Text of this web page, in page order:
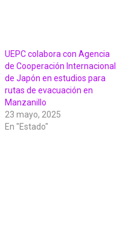
UEPC colabora con Agencia
de Cooperación Internacional
de Japón en estudios para
rutas de evacuación en
Manzanillo
23 mayo, 2025
En "Estado"